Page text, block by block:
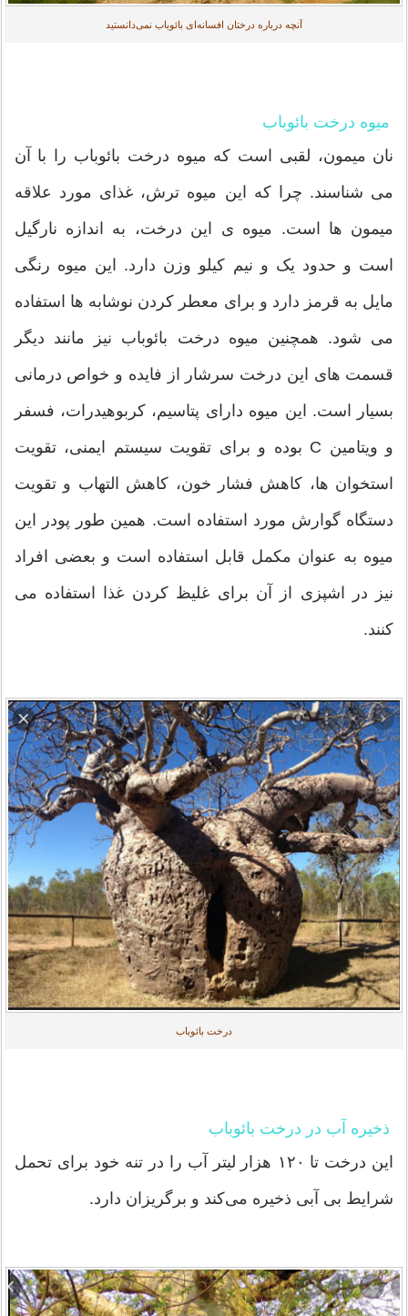
آنچه درباره درختان افسانه‌ای بائوباب نمی‌دانستید
میوه درخت بائوباب
نان میمون، لقبی است که میوه درخت بائوباب را با آن
می شناسند. چرا که این میوه ترش، غذای مورد علاقه
میمون ها است. میوه ی این درخت، به اندازه نارگیل
است و حدود یک و نیم کیلو وزن دارد. این میوه رنگی
مایل به قرمز دارد و برای معطر کردن نوشابه ها استفاده
می شود. همچنین میوه درخت بائوباب نیز مانند دیگر
قسمت های این درخت سرشار از فایده و خواص درمانی
بسیار است. این میوه دارای پتاسیم، کربوهیدرات، فسفر
و ویتامین C بوده و برای تقویت سیستم ایمنی، تقویت
استخوان ها، کاهش فشار خون، کاهش التهاب و تقویت
دستگاه گوارش مورد استفاده است. همین طور پودر این
میوه به عنوان مکمل قابل استفاده است و بعضی افراد
نیز در اشپزی از آن برای غلیظ کردن غذا استفاده می
کنند.
درخت بائوباب
ذخیره آب در درخت بائوباب
این درخت تا ۱۲۰ هزار لیتر آب را در تنه خود برای تحمل
شرایط بی آبی ذخیره می‌کند و برگریزان دارد.